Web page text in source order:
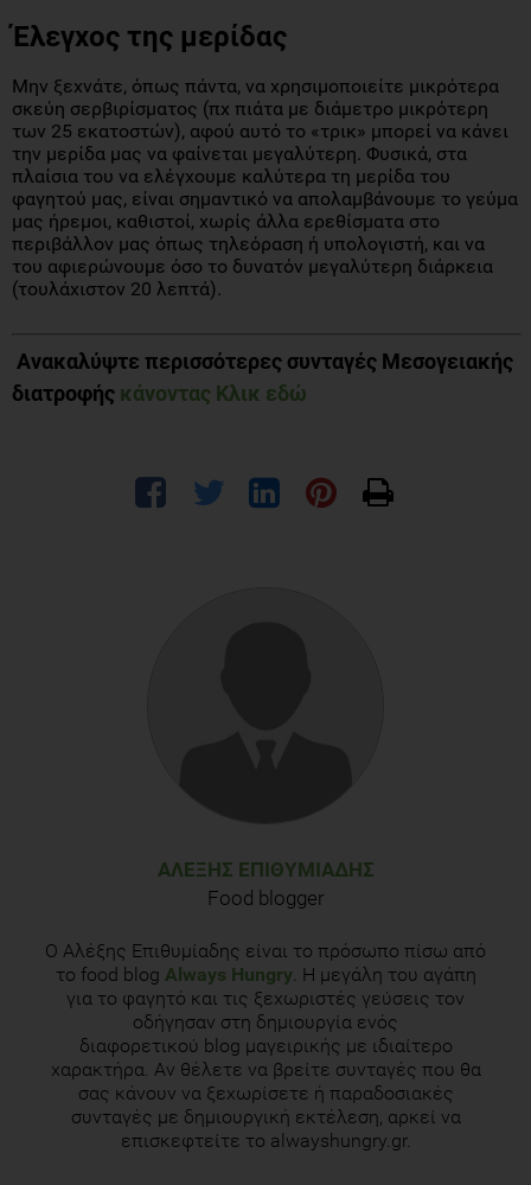
Έλεγχος της μερίδας
Μην ξεχνάτε, όπως πάντα, να χρησιμοποιείτε μικρότερα
σκεύη σερβιρίσματος (πχ πιάτα με διάμετρο μικρότερη
των 25 εκατοστών), αφού αυτό το «τρικ» μπορεί να κάνει
την μερίδα μας να φαίνεται μεγαλύτερη. Φυσικά, στα
πλαίσια του να ελέγχουμε καλύτερα τη μερίδα του
φαγητού μας, είναι σημαντικό να απολαμβάνουμε το γεύμα
μας ήρεμοι, καθιστοί, χωρίς άλλα ερεθίσματα στο
περιβάλλον μας όπως τηλεόραση ή υπολογιστή, και να
του αφιερώνουμε όσο το δυνατόν μεγαλύτερη διάρκεια
(τουλάχιστον 20 λεπτά).
Ανακαλύψτε περισσότερες συνταγές Μεσογειακής
διατροφής κάνοντας Κλικ εδώ
ΑΛΈΞΗΣ ΕΠΙΘΥΜΙΆΔΗΣ
Food blogger
Ο Αλέξης Επιθυμίαδης είναι το πρόσωπο πίσω από
το food blog Always Hungry. Η μεγάλη του αγάπη
για το φαγητό και τις ξεχωριστές γεύσεις τον
οδήγησαν στη δημιουργία ενός
διαφορετικού blog μαγειρικής με ιδιαίτερο
χαρακτήρα. Αν θέλετε να βρείτε συνταγές που θα
σας κάνουν να ξεχωρίσετε ή παραδοσιακές
συνταγές με δημιουργική εκτέλεση, αρκεί να
επισκεφτείτε το alwayshungry.gr.